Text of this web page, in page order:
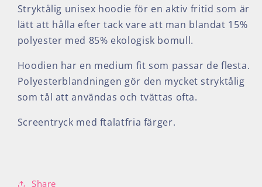
Stryktålig unisex hoodie för en aktiv fritid som är
lätt att hålla efter tack vare att man blandat 15%
polyester med 85% ekologisk bomull.
Hoodien har en medium fit som passar de flesta.
Polyesterblandningen gör den mycket stryktålig
som tål att användas och tvättas ofta.
Screentryck med ftalatfria färger.
Share